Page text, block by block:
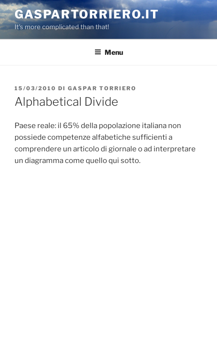
Salta
al
contenuto
GASPARTORRIERO.IT
It's more complicated than that!
Menu
PUBBLICATO
IL
15/03/2010 DI GASPAR TORRIERO
Alphabetical Divide
Paese reale: il 65% della popolazione italiana non
possiede competenze alfabetiche sufficienti a
comprendere un articolo di giornale o ad interpretare
un diagramma come quello qui sotto.